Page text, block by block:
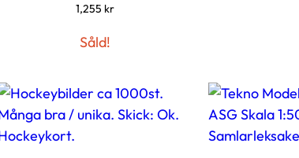
1,255 kr
Såld!